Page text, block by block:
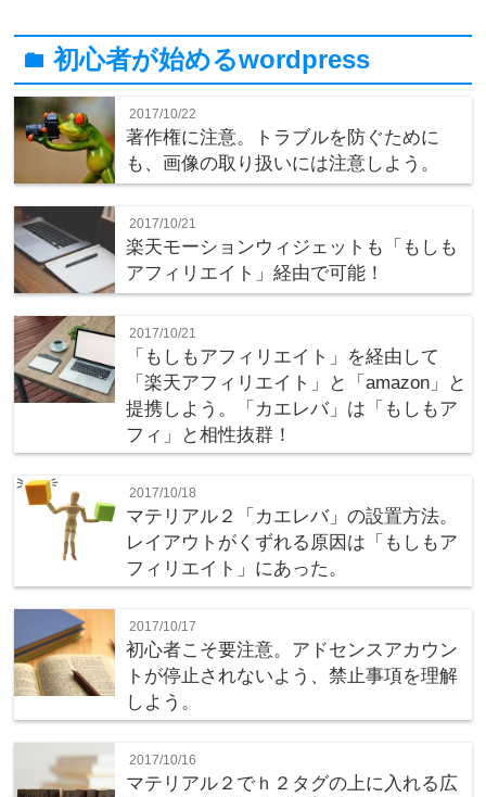
folder初心者が始めるwordpress
2017/10/22
著作権に注意。トラブルを防ぐために
も、画像の取り扱いには注意しよう。
2017/10/21
楽天モーションウィジェットも「もしも
アフィリエイト」経由で可能！
2017/10/21
「もしもアフィリエイト」を経由して
「楽天アフィリエイト」と「amazon」と
提携しよう。「カエレバ」は「もしもア
フィ」と相性抜群！
2017/10/18
マテリアル２「カエレバ」の設置方法。
レイアウトがくずれる原因は「もしもア
フィリエイト」にあった。
2017/10/17
初心者こそ要注意。アドセンスアカウン
トが停止されないよう、禁止事項を理解
しよう。
2017/10/16
マテリアル２でｈ２タグの上に入れる広